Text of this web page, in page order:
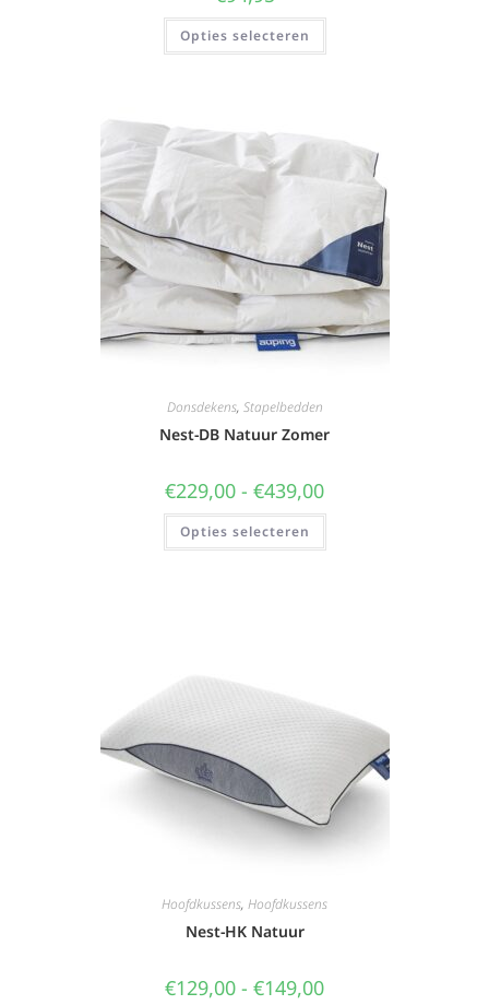
Opties selecteren
Donsdekens, Stapelbedden
Nest-DB Natuur Zomer
€229,00 - €439,00
Opties selecteren
Hoofdkussens, Hoofdkussens
Nest-HK Natuur
€129,00 - €149,00